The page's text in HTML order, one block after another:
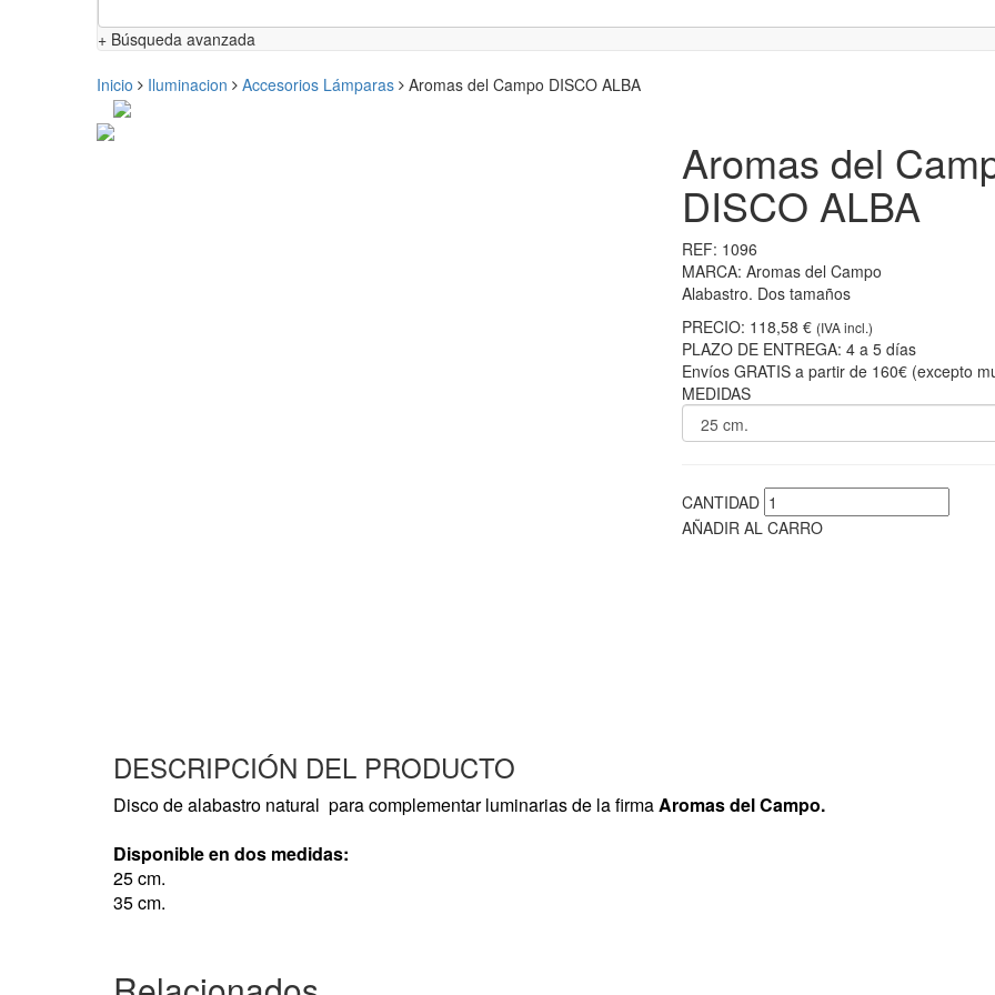
+ Búsqueda avanzada
Inicio Iluminacion Accesorios Lámparas Aromas del Campo DISCO ALBA
Aromas del
DISCO ALBA
REF: 1096
MARCA: Aromas del Campo
Alabastro. Dos tamaños
PRECIO: 118,58 € (IVA incl.)
PLAZO DE ENTREGA: 4 a 5 días
Envíos GRATIS a partir de 160€ (excepto
MEDIDAS
CANTIDAD
AÑADIR AL CARRO
DESCRIPCIÓN DEL PRODUCTO
Disco de alabastro natural para complementar luminarias de la firmaAromas del Campo.
Disponible en dos medidas:
25 cm.
35 cm.